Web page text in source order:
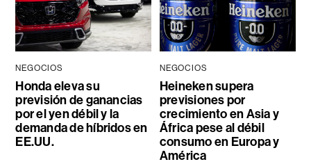
NEGOCIOS
Honda eleva su
previsión de ganancias
por el yen débil y la
demanda de híbridos en
EE.UU.
NEGOCIOS
Heineken supera
previsiones por
crecimiento en Asia y
África pese al débil
consumo en Europa y
América